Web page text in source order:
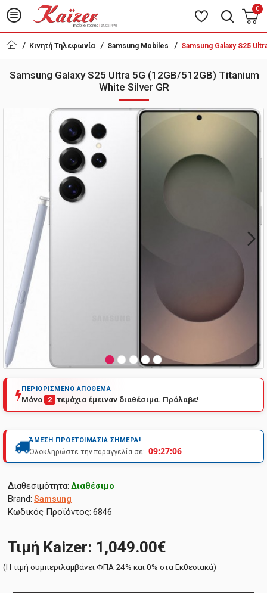
0
Κινητή Τηλεφωνία Samsung Mobiles Samsung Galaxy S25
Samsung Galaxy S25 Ultra 5G (12GB/512GB) Titanium
White Silver GR
ΠΕΡΙΟΡΙΣΜΕΝΟ ΑΠΟΘΕΜΑ
Μόνο 2 τεμάχια έμειναν διαθέσιμα. Πρόλαβε!
ΆΜΕΣΗ ΠΡΟΕΤΟΙΜΑΣΊΑ ΣΉΜΕΡΑ!
Ολοκληρώστε την παραγγελία σε: 09:27:06
Διαθεσιμότητα: Διαθέσιμο
Brand: Samsung
Κωδικός Προϊόντος: 6846
Τιμή Kaizer: 1,049.00€
(H τιμή συμπεριλαμβάνει ΦΠΑ 24% και 0% στα Εκθεσιακά)